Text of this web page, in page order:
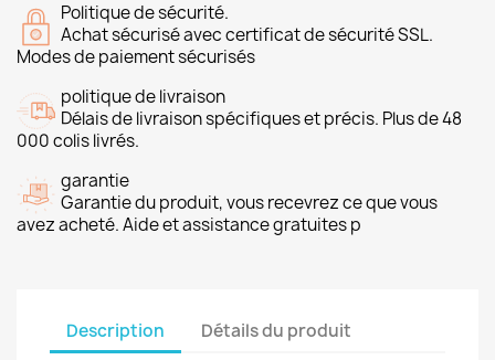
Politique de sécurité.
Achat sécurisé avec certificat de sécurité SSL.
Modes de paiement sécurisés
politique de livraison
Délais de livraison spécifiques et précis. Plus de 48
000 colis livrés.
garantie
Garantie du produit, vous recevrez ce que vous
avez acheté. Aide et assistance gratuites p
Description Détails du produit